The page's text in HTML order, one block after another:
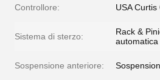
Controllore: USA
Sistema di sterzo:
Rack &
automatica
Sospensione anteriore: